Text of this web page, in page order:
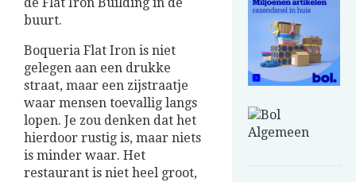
buurt.
Boqueria Flat Iron is niet
gelegen aan een drukke
straat, maar een zijstraatje
waar mensen toevallig langs
lopen. Je zou denken dat het
hierdoor rustig is, maar niets
is minder waar. Het
restaurant is niet heel groot,